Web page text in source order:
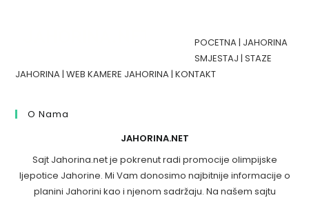
POCETNA | JAHORINA
SMJESTAJ |STAZE
JAHORINA |WEB KAMERE JAHORINA |KONTAKT
O Nama
JAHORINA.NET
Sajt Jahorina.net je pokrenut radi promocije olimpijske
ljepotice Jahorine. Mi Vam donosimo najbitnije informacije o
planini Jahorini kao i njenom sadržaju. Na našem sajtu